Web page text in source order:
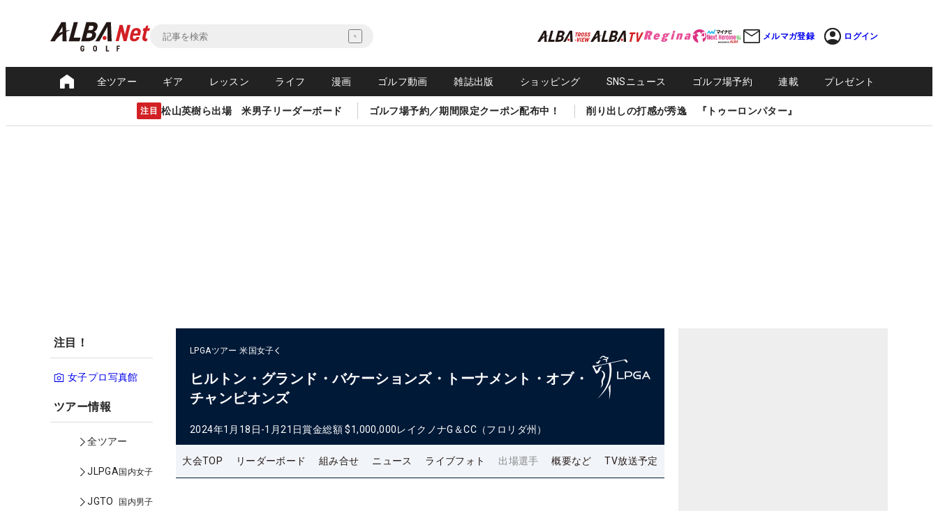
メルマガ登録 ログイン
全ツアー ギア レッスン ライフ 漫画 ゴルフ動画 雑誌出版 ショッピング SNSニュース ゴルフ場予約 連載 プレゼント
注目 松山英樹ら出場 米男子リーダーボード ゴルフ場予約／期間限定クーポン配布中！ 削り出しの打感が秀逸 『トゥーロンパター』
注目！
女子プロ写真館
ツアー情報
全ツアー
JLPGA国内女子
JGTO 国内男子
LPGAツアー 米国女子
ヒルトン・グランド・バケーションズ・トーナメント・オブ・
チャンピオンズ
2024年1月18日-1月21日賞金総額 $1,000,000レイクノナG＆CC（フロリダ州）
大会TOP リーダーボード 組み合せ ニュース ライブフォト 出場選手 概要など TV放送予定